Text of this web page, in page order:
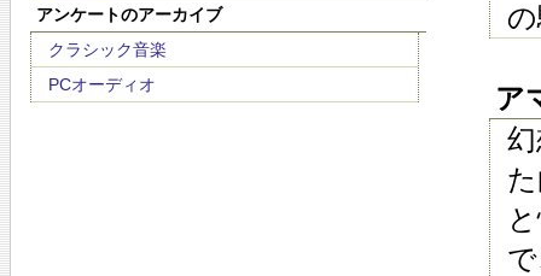
アンケートのアーカイブ
クラシック音楽
PCオーディオ
ア